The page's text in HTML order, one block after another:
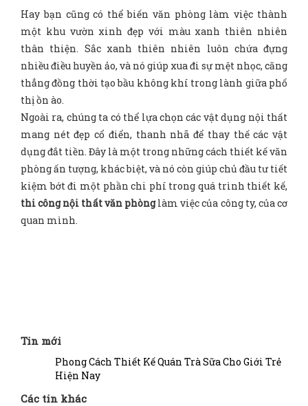
Hay bạn cũng có thể biến văn phòng làm việc thành
một khu vườn xinh đẹp với màu xanh thiên nhiên
thân thiện. Sắc xanh thiên nhiên luôn chứa đựng
nhiều điều huyền ảo, và nó giúp xua đi sự mệt nhọc, căng
thẳng đồng thời tạo bầu không khí trong lành giữa phố
thị ồn ào.
Ngoài ra, chúng ta có thể lựa chọn các vật dụng nội thất
mang nét đẹp cổ điển, thanh nhã để thay thế các vật
dụng đắt tiền. Đây là một trong những cách thiết kế văn
phòng ấn tượng, khác biệt, và nó còn giúp chủ đầu tư tiết
kiệm bớt đi một phần chi phí trong quá trình thiết kế,
thi công nội thất văn phònglàm việc của công ty, của cơ
quan mình.
Tin mới
Phong Cách Thiết Kế Quán Trà Sữa Cho Giới Trẻ
Hiện Nay
Các tin khác